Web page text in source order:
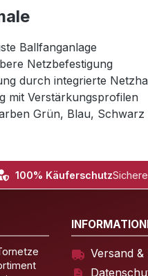
Ballfanganlage
Netzbefestigung
durch integrierte
mit Verstärkungsprofilen
Grün, Blau,
100% Käuferschutz
Versand